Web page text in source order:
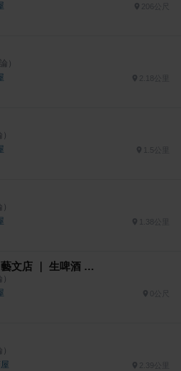
）
1.5公里
和也 串燒專門 藝文店 ｜ 生啤酒 ｜ 串燒 ｜ 關東煮 ｜